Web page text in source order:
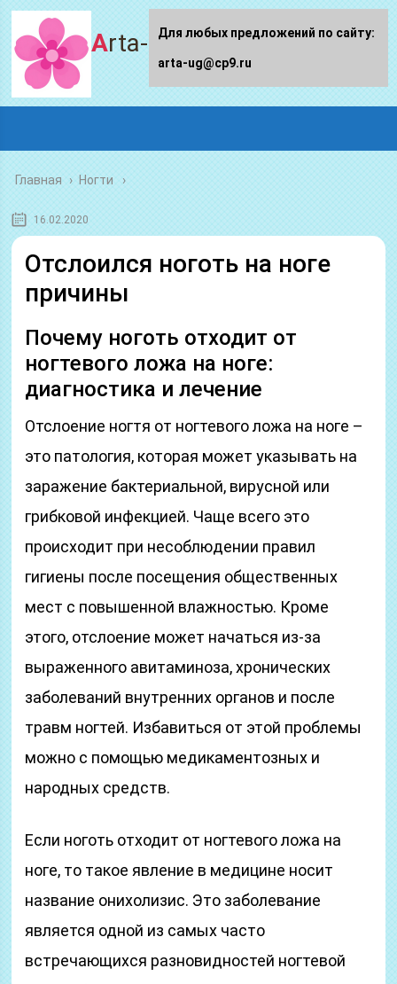
Arta-ug.ru
Главная › Ногти
16.02.2020
Отслоился ноготь на ноге
причины
Почему ноготь отходит от
ногтевого ложа на ноге:
диагностика и лечение
Отслоение ногтя от ногтевого ложа на ноге –
это патология, которая может указывать на
заражение бактериальной, вирусной или
грибковой инфекцией. Чаще всего это
происходит при несоблюдении правил
гигиены после посещения общественных
мест с повышенной влажностью. Кроме
этого, отслоение может начаться из-за
выраженного авитаминоза, хронических
заболеваний внутренних органов и после
травм ногтей. Избавиться от этой проблемы
можно с помощью медикаментозных и
народных средств.
Если ноготь отходит от ногтевого ложа на
ноге, то такое явление в медицине носит
название онихолизис. Это заболевание
является одной из самых часто
встречающихся разновидностей ногтевой
Для любых предложений по сайту:
arta-ug@cp9.ru